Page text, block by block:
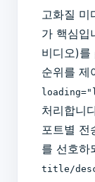
고화질 미
가 핵심입
비디오)를
순위를 제
처리합니
포트별 전
를 선호하
title/